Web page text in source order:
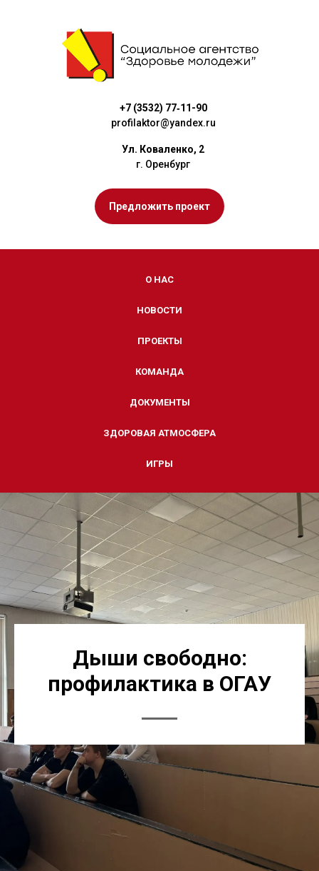
+7 (3532) 77‑11-90
profilaktor@yandex.ru
Ул. Коваленко, 2
г. Оренбург
Предложить проект
О НАС
НОВОСТИ
ПРОЕКТЫ
КОМАНДА
ДОКУМЕНТЫ
ЗДОРОВАЯ АТМОСФЕРА
ИГРЫ
Дыши свободно:
профилактика в ОГАУ